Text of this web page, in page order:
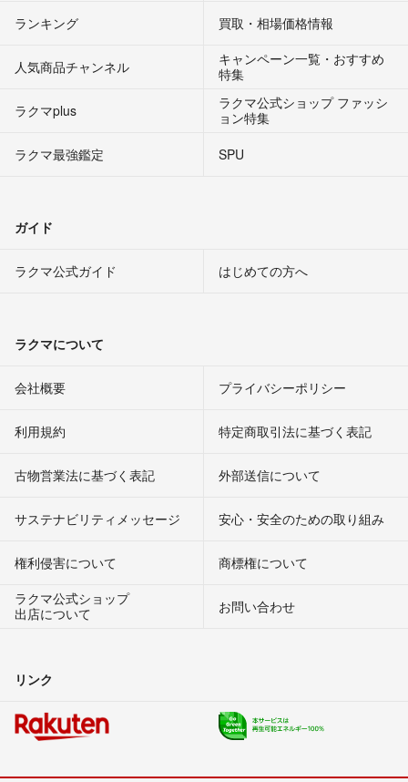
ランキング 買取・相場価格情報
人気商品チャンネル
キャンペーン一覧・おすすめ
特集
ラクマplus
ラクマ公式ショップ ファッシ
ョン特集
ラクマ最強鑑定
SPU
ガイド
ラクマ公式ガイド はじめての方へ
ラクマについて
会社概要 プライバシーポリシー
利用規約 特定商取引法に基づく表記
古物営業法に基づく表記 外部送信について
サステナビリティメッセージ 安心・安全のための取り組み
権利侵害について
商標権について
ラクマ公式ショップ
出店について
お問い合わせ
リンク